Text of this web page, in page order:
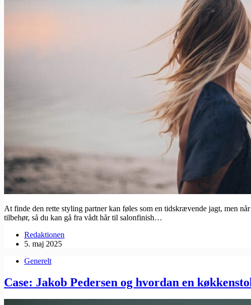
At finde den rette styling partner kan føles som en tidskrævende jagt, men
tilbehør, så du kan gå fra vådt hår til salonfinish…
Redaktionen
5. maj 2025
Generelt
Case: Jakob Pedersen og hvordan en